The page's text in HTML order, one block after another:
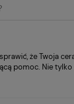
że Twoja
pomoc. Nie